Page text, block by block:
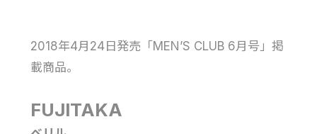
2018年4月24日発売「MEN’S CLUB 6月号」掲
載商品。
FUJITAKA